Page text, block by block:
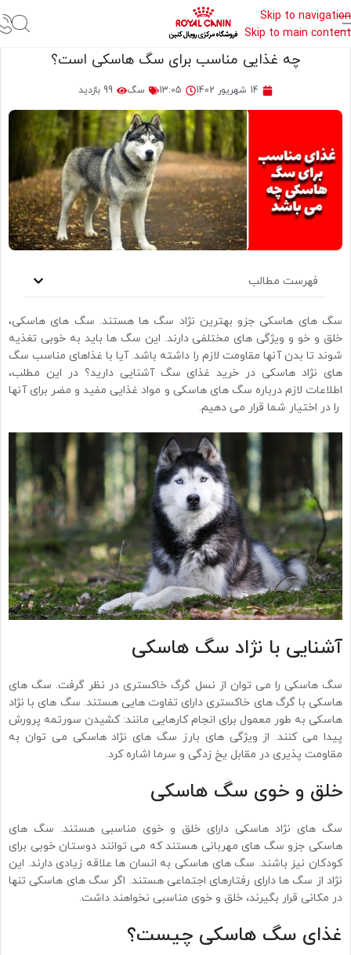
Skip to navigation
Skip to main content
چه غذایی مناسب برای سگ هاسکی است؟
14 شهریور 1402 13:05 سگ 99 بازدید
فهرست مطالب
سگ های هاسکی جزو بهترین نژاد سگ ها هستند. سگ های هاسکی،
خلق و خو و ویژگی های مختلفی دارند. این سگ ها باید به خوبی تغذیه
شوند تا بدن آنها مقاومت لازم را داشته باشد. آیا با غذاهای مناسب سگ
های نژاد هاسکی در خرید غذای سگ آشنایی دارید؟ در این مطلب،
اطلاعات لازم درباره سگ های هاسکی و مواد غذایی مفید و مضر برای آنها
را در اختیار شما قرار می دهیم.
آشنایی با نژاد سگ هاسکی
سگ هاسکی را می توان از نسل گرگ خاکستری در نظر گرفت. سگ های
هاسکی با گرگ های خاکستری دارای تفاوت هایی هستند. سگ های با نژاد
هاسکی به طور معمول برای انجام کارهایی مانند: کشیدن سورتمه پرورش
پیدا می کنند. از ویژگی های بارز سگ های نژاد هاسکی می توان به
مقاومت پذیری در مقابل یخ زدگی و سرما اشاره کرد.
خلق و خوی سگ هاسکی
سگ های نژاد هاسکی دارای خلق و خوی مناسبی هستند. سگ های
هاسکی جزو سگ های مهربانی هستند که می توانند دوستان خوبی برای
کودکان نیز باشند. سگ های هاسکی به انسان ها علاقه زیادی دارند. این
نژاد از سگ ها دارای رفتارهای اجتماعی هستند. اگر سگ های هاسکی تنها
در مکانی قرار بگیرند، خلق و خوی مناسبی نخواهند داشت.
غذای سگ هاسکی چیست؟